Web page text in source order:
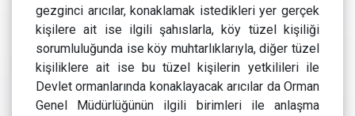
gezginci arıcılar, konaklamak istedikleri yer gerçek
kişilere ait ise ilgili şahıslarla, köy tüzel kişiliği
sorumluluğunda ise köy muhtarlıklarıyla, diğer tüzel
kişiliklere ait ise bu tüzel kişilerin yetkilileri ile
Devlet ormanlarında konaklayacak arıcılar da Orman
Genel Müdürlüğünün ilgili birimleri ile anlaşma